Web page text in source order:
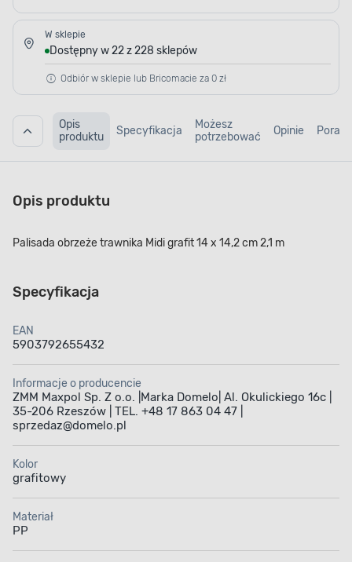
W sklepie
Dostępny w 22 z 228 sklepów
Odbiór w sklepie lub Bricomacie za 0 zł
Opis
produktu
Specyfikacja
Możesz
potrzebować
Opinie Porady
Opis produktu
Palisada obrzeże trawnika Midi grafit 14 x 14,2 cm 2,1 m
Specyfikacja
EAN
5903792655432
Informacje o producencie
ZMM Maxpol Sp. Z o.o. |Marka Domelo| Al. Okulickiego 16c |
35-206 Rzeszów | TEL. +48 17 863 04 47 |
sprzedaz@domelo.pl
Kolor
grafitowy
Materiał
PP